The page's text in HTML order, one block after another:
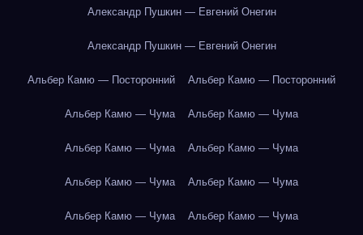
Александр Пушкин — Евгений Онегин
Александр Пушкин — Евгений Онегин
Альбер Камю — Посторонний Альбер Камю — Посторонний
Альбер Камю — Чума Альбер Камю — Чума
Альбер Камю — Чума Альбер Камю — Чума
Альбер Камю — Чума Альбер Камю — Чума
Альбер Камю — Чума Альбер Камю — Чума